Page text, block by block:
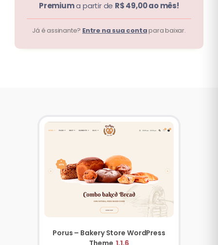
Premiuma partir de R$ 49,00 ao mês!
Já é assinante? Entre na sua contapara baixar.
Porus – Bakery Store WordPress